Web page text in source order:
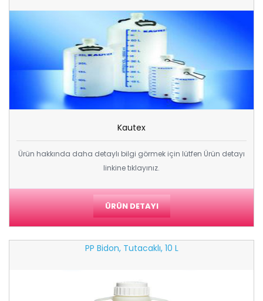
Kautex
Ürün hakkında daha detaylı bilgi görmek için lütfen Ürün detayı
linkine tıklayınız.
ÜRÜN DETAYI
PP Bidon, Tutacaklı, 10 L